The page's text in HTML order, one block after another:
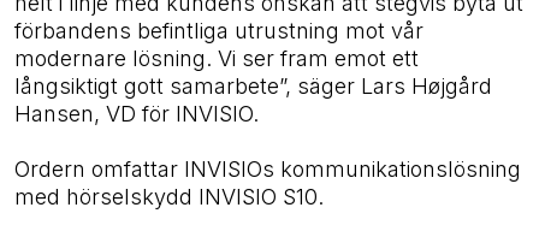
förbandens befintliga utrustning mot vår
modernare lösning. Vi ser fram emot ett
långsiktigt gott samarbete”, säger Lars Højgård
Hansen, VD för INVISIO.
Ordern omfattar INVISIOs kommunikationslösning
med hörselskydd INVISIO S10.